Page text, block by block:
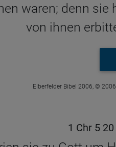
waren; denn
von ihnen
Elberfelder Bibel 2006, ©
1 Chr 5